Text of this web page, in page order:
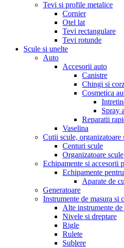
Tevi si profile metalice
Cornier
Otel lat
Tevi rectangulare
Tevi rotunde
Scule si unelte
Auto
Accesorii auto
Canistre
Chingi si
Cosmetica
Spray
Reparatii
Vaselina
Cutii scule, organizatoare
Centuri scule
Organizatoare scule
Echipamente si accesorii
Echipamente
Aparate de
Generatoare
Instrumente de masura si
Alte instrumente de
Nivele si dreptare
Rigle
Rulete
Sublere